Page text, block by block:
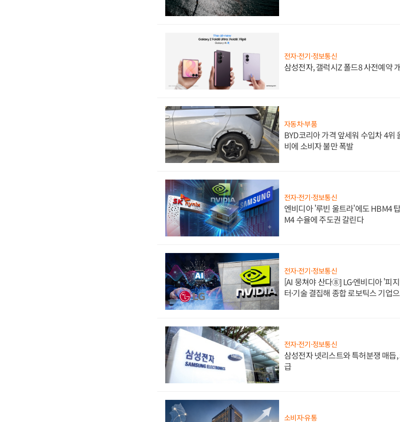
전자·전기·정보통신
삼성전자, 갤럭시Z 폴드8 사전예약
자동차·부품
BYD코리아 가격 앞세워 수입차 4위
비에 소비자 불만 폭발
전자·전기·정보통신
엔비디아 '루빈 울트라'에도 HBM4
M4 수율에 주도권 갈린다
전자·전기·정보통신
[AI 뭉쳐야 산다⑧] LG·엔비디아 '피
터·기술 결집해 종합 로보틱스 기업
전자·전기·정보통신
삼성전자 넷리스트와 특허분쟁 매
급
소비자·유통